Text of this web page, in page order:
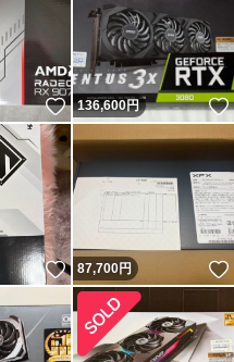
いいね！
136,600円
いいね！
87,700円